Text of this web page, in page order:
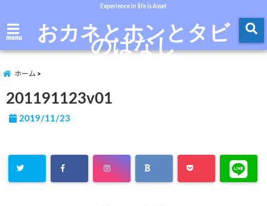
Experience in life is Asset
menu おカネとホンとタビ
のはなし
ホーム
201191123v01
2019/11/23